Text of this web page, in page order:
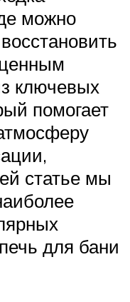
можно
ключевых
помогает
статье мы
для бани